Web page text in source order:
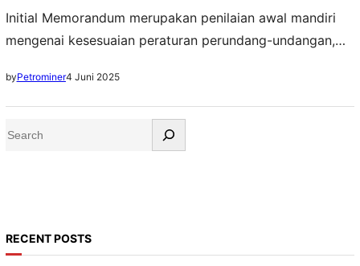
Initial Memorandum merupakan penilaian awal mandiri
mengenai kesesuaian peraturan perundang-undangan,
dan praktik terbaik OECD
byPetrominer4 Juni 2025
S
h
RECENT POSTS